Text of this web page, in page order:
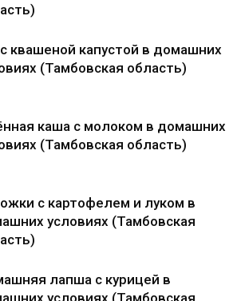
квашеной капустой в домашних
(Тамбовская область)
каша с молоком в домашних
(Тамбовская область)
с картофелем и луком в
условиях (Тамбовская
лапша с курицей в
условиях (Тамбовская